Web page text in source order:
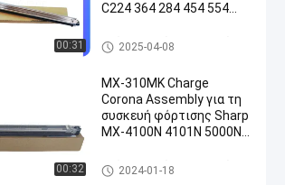
00:31
C224 364 284 454 554
Πλέγμα κορώνας δαπανών
2025-04-08
00:32
MX-310MK Charge
Corona Assembly για τη
συσκευή φόρτισης Sharp
MX-4100N 4101N 5000N
Πλέγμα κορώνας δαπανών
2024-01-18